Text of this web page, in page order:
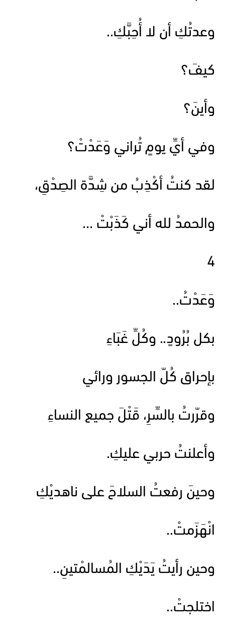
وعدتُكِ أن لا أُحِبَّكِ..
كيفَ؟
وأينَ؟
وفي أيِّ يومٍ تُراني وَعَدْتْ؟
لقد كنتُ أكْذِبُ من شِدَّة الصِدْقِ،
والحمدُ لله أني كَذَبْتْ …
4
وَعَدْتُ..
بكل بُرُودٍ.. وكُلِّ غَبَاءِ
بإحراق كُلّ الجسور ورائي
وقرّرتُ بالسِّرِ، قَتْلَ جميع النساءِ
وأعلنتُ حربي عليكِ.
وحينَ رفعتُ السلاحَ على ناهديْكِ
انْهَزَمتْ..
وحين رأيتُ يَدَيْكِ المُسالمْتينِ..
اختلجتْ..